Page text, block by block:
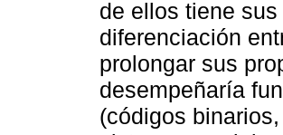
de ellos tiene
diferenciación
prolongar sus
desempeñaría
(códigos